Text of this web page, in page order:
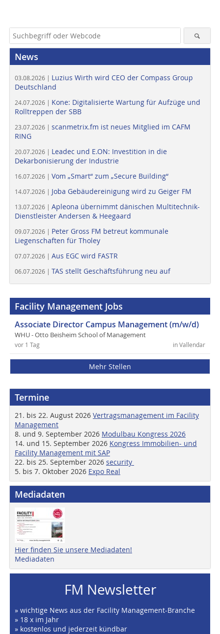
News
03.08.2026 | Luzius Wirth wird CEO der Compass Group
Deutschland
24.07.2026 | Kone: Digitalisierte Wartung für Aufzüge und
Rolltreppen der SBB
23.07.2026 | scanmetrix.fm ist neues Mitglied im CAFM
RING
20.07.2026 | Leadec und E.ON: Investition in die
Dekarbonisierung der Industrie
16.07.2026 | Vom „Smart“ zum „Secure Building“
14.07.2026 | Joba Gebäudereinigung wird zu Geiger FM
13.07.2026 | Apleona übernimmt dänischen Multitechnik-
Dienstleister Andersen & Heegaard
09.07.2026 | Peter Gross FM betreut kommunale
Liegenschaften für Tholey
07.07.2026 | Aus EGC wird FASTR
06.07.2026 | TAS stellt Geschäftsführung neu auf
Facility Management Jobs
Associate Director Campus Management (m/w/d)
WHU - Otto Beisheim School of Management
in Vallendar
vor 1 Tag
Mehr Stellen
Termine
21. bis 22. August 2026 Vertragsmanagement im Facility
Management
8. und 9. September 2026 Modulbau Kongress 2026
14. und 15. September 2026 Kongress Immobilien- und
Facility Management mit SAP
22. bis 25. September 2026 security
5. bis 7. Oktober 2026 Expo Real
Mediadaten
Hier finden Sie unsere Mediadaten!
Mediadaten
FM Newsletter
» wichtige News aus der Facility Management-Branche
» 18 x im Jahr
» kostenlos und jederzeit kündbar